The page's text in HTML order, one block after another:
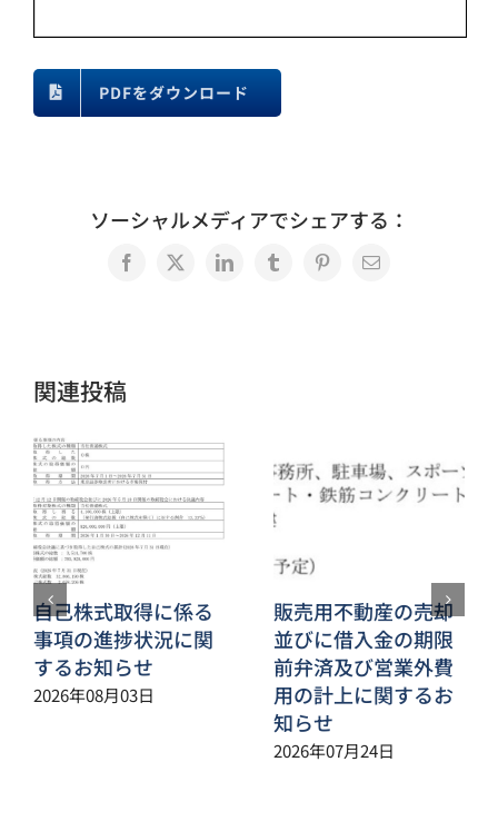
PDFをダウンロード
ソーシャルメディアでシェアする：
Facebook
X LinkedInTumblrPinterest
電
関連投稿
自己株式取得に係る
事項の進捗状況に関
するお知らせ
2026年08月03日
販売用不動産の売却
並びに借入金の期限
前弁済及び営業外費
用の計上に関するお
知らせ
2026年07月24日